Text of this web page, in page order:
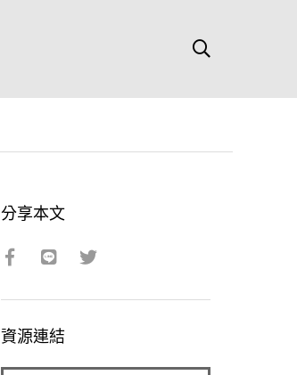
分享本文
資源連結